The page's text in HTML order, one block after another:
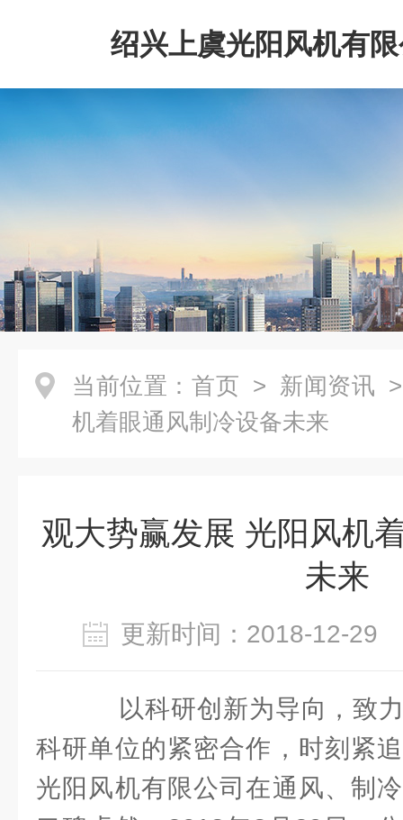
绍兴上虞光阳风机有
当前位置： 首页 > 新闻资讯
机着眼通风制冷设备未来
观大势赢发展 光阳风机
未来
更新时间：2018-12-
以科研创新为导向，致
科研单位的紧密合作，时刻紧
光阳风机有限公司在通风、制